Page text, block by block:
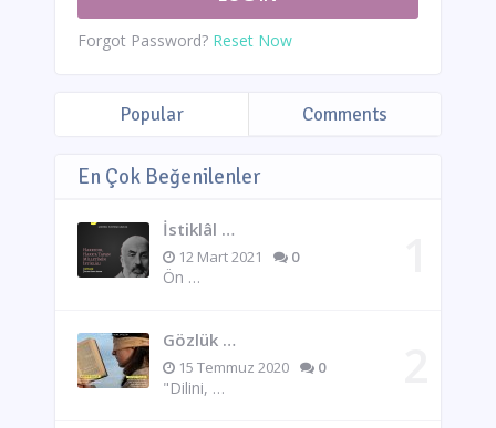
Forgot Password? Reset Now
Popular Comments
En Çok Beğenilenler
İstiklâl …
12 Mart 2021 0
Ön …
Gözlük …
15 Temmuz 2020 0
"Dilini, …